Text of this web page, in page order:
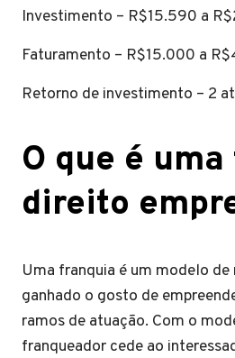
Investimento – R$15.590 a
Faturamento – R$15.000 a
Retorno de investimento – 2
O que é
direito
Uma franquia é um modelo
ganhado o gosto de
ramos de atuação. Com o
franqueador cede ao